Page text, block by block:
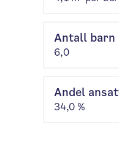
Antall barn
6,0
Andel
34,0 %